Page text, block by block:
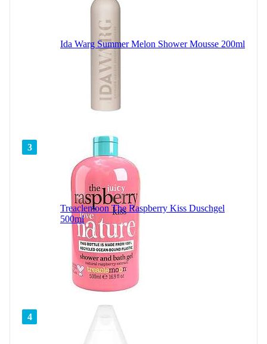
Ida Warg Summer Melon Shower Mousse 200ml
3
Treaclemoon The Raspberry Kiss Duschgel
500ml
4